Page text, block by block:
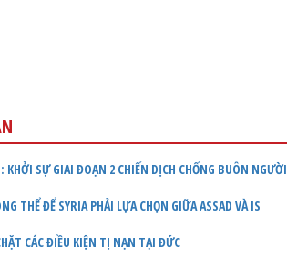
KHỞI SỰ GIAI ĐOẠN 2 CHIẾN DỊCH CHỐNG BUÔN NGƯỜI
THỂ ĐỂ SYRIA PHẢI LỰA CHỌN GIỮA ASSAD VÀ IS
CÁC ĐIỀU KIỆN TỊ NẠN TẠI ĐỨC